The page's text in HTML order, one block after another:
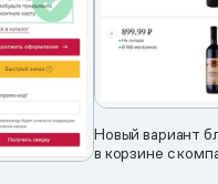
Новый вариант
в корзине с